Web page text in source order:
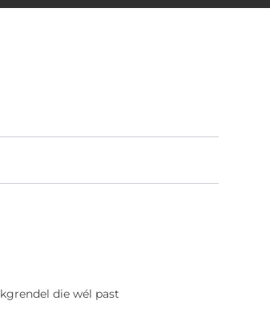
die wél past